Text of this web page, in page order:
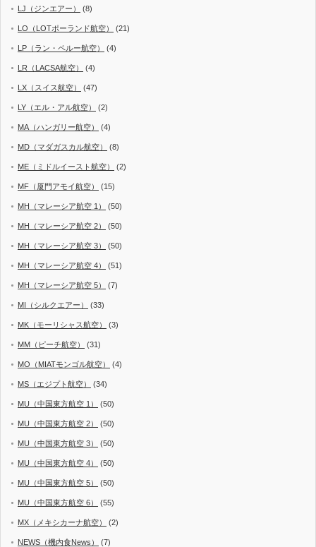
LJ（ジンエアー） (8)
LO（LOTポーランド航空） (21)
LP（ラン・ペルー航空） (4)
LR（LACSA航空） (4)
LX（スイス航空） (47)
LY（エル・アル航空） (2)
MA（ハンガリー航空） (4)
MD（マダガスカル航空） (8)
ME（ミドルイースト航空） (2)
MF（厦門アモイ航空） (15)
MH（マレーシア航空 1） (50)
MH（マレーシア航空 2） (50)
MH（マレーシア航空 3） (50)
MH（マレーシア航空 4） (51)
MH（マレーシア航空 5） (7)
MI（シルクエアー） (33)
MK（モーリシャス航空） (3)
MM（ピーチ航空） (31)
MO（MIATモンゴル航空） (4)
MS（エジプト航空） (34)
MU（中国東方航空 1） (50)
MU（中国東方航空 2） (50)
MU（中国東方航空 3） (50)
MU（中国東方航空 4） (50)
MU（中国東方航空 5） (50)
MU（中国東方航空 6） (55)
MX（メキシカーナ航空） (2)
NEWS（機内食News） (7)